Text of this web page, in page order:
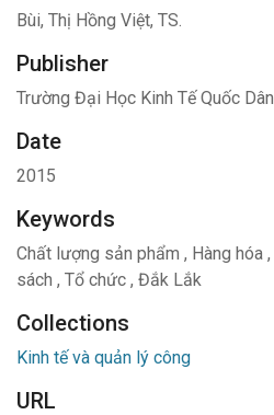
Bùi, Thị Hồng Việt, TS.
Publisher
Trường Đại Học Kinh Tế Quốc Dân
Date
2015
Keywords
Chất lượng sản phẩm , Hàng hóa ,
sách , Tổ chức , Đắk Lắk
Collections
Kinh tế và quản lý công
URL